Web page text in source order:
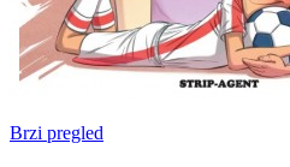
Brzi pregled